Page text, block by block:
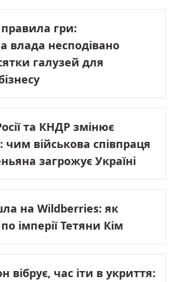
гри:
влада несподівано
галузей для
та КНДР змінює
чим військова співпраця
загрожує Україні
на Wildberries: як
імперії Тетяни Кім
вібрує, час іти в укриття: